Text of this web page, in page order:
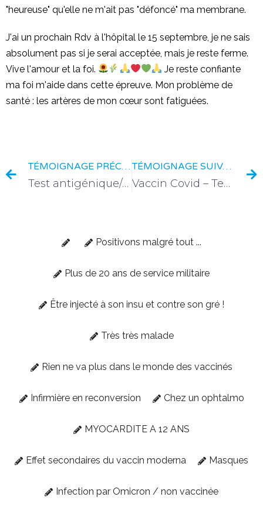
"heureuse" qu'elle ne m'ait pas "défoncé" ma membrane.
J'ai un prochain Rdv à l'hôpital le 15 septembre, je ne sais
absolument pas si je serai acceptée, mais je reste ferme.
Vive l'amour et la foi.
Je reste confiante
ma foi m'aide dans cette épreuve. Mon problème de
santé : les artères de mon cœur sont fatiguées.
TÉMOIGNAGE PRÉCÉDENT
Test antigénique/pcr
TÉMOIGNAGE SUIVANT
Vaccin Covid – Test PCR : Pratiques illégales au Centre Hospitalier Intercommunal de banlieue parisienne
Positivons malgré tout ...
Plus de 20 ans de service militaire
Être injecté à son insu et contre son gré !
Très très malade
Rien ne va plus dans le monde des vaccinés
Infirmière en reconversion Chez un ophtalmo
MYOCARDITE A 12 ANS
Effet secondaires du vaccin moderna Masques
Infection par Omicron / non vaccinée